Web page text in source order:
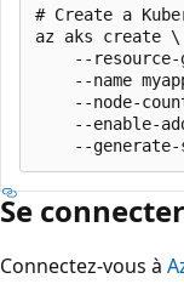
# Create a
az aks create \
--
--name
--node-
--enable-
Se
Connectez-vous à